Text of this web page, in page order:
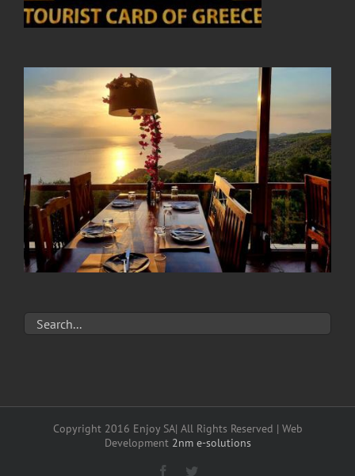
Copyright 2016 Enjoy SA| All Rights Reserved | Web
Development 2nm e-solutions
Facebook